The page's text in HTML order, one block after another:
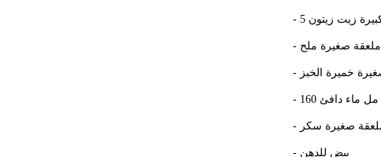
زيت زيتون
صغيرة ملح
خميرة الخبز
- 160 مل ماء دافئ
ملعقة صغيرة سكر
- بيض للدهن